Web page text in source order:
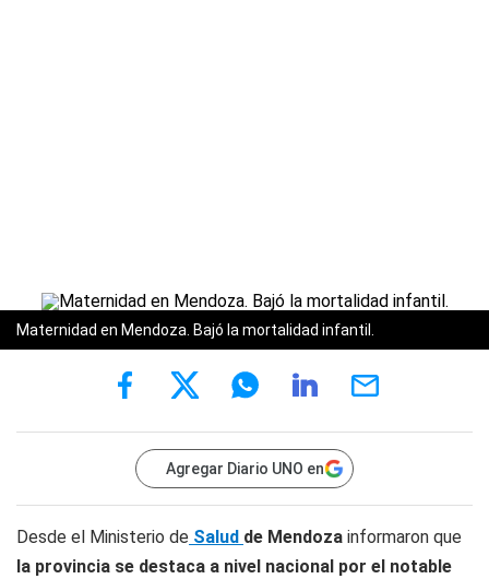
Maternidad en Mendoza. Bajó la mortalidad infantil.
Agregar Diario UNO en
Desde el Ministerio de Salud de Mendoza informaron que
la provincia se destaca a nivel nacional por el notable